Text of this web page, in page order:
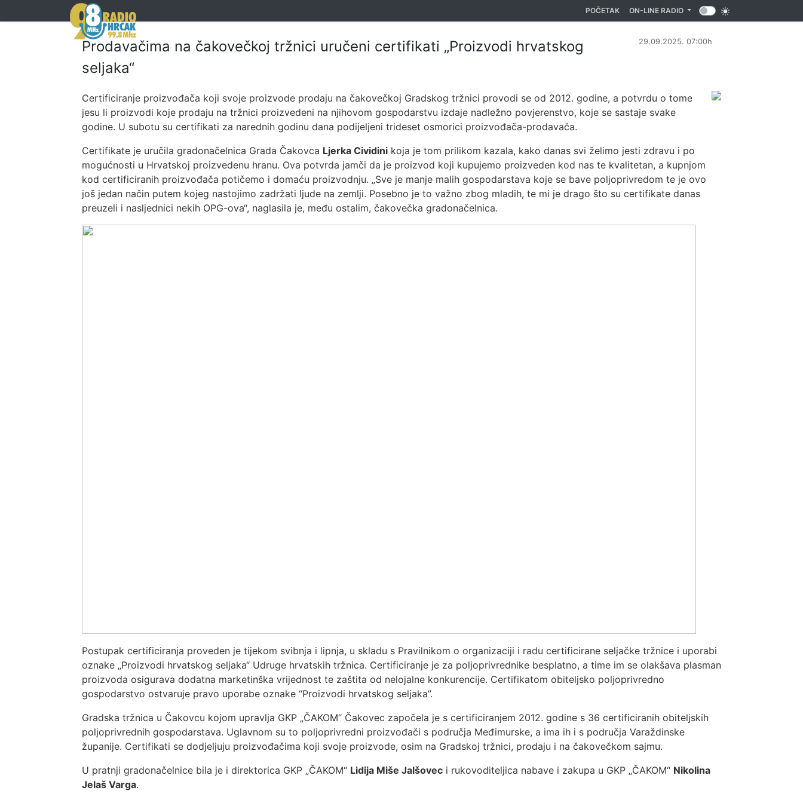
POČETAK(CURRENT)
ON-LINE RADIO
Prodavačima na čakovečkoj tržnici uručeni certifikati „Proizvodi hrvatskog
seljaka“
29.09.2025. 07:00h
Certificiranje proizvođača koji svoje proizvode prodaju na čakovečkoj Gradskog tržnici provodi se od 2012. godine, a potvrdu o tome
jesu li proizvodi koje prodaju na tržnici proizvedeni na njihovom gospodarstvu izdaje nadležno povjerenstvo, koje se sastaje svake
godine. U subotu su certifikati za narednih godinu dana podijeljeni trideset osmorici proizvođača-prodavača.
Certifikate je uručila gradonačelnica Grada Čakovca Ljerka Cividini koja je tom prilikom kazala, kako danas svi želimo jesti zdravu i po
mogućnosti u Hrvatskoj proizvedenu hranu. Ova potvrda jamči da je proizvod koji kupujemo proizveden kod nas te kvalitetan, a kupnjom
kod certificiranih proizvođača potičemo i domaću proizvodnju. „Sve je manje malih gospodarstava koje se bave poljoprivredom te je ovo
još jedan način putem kojeg nastojimo zadržati ljude na zemlji. Posebno je to važno zbog mladih, te mi je drago što su certifikate danas
preuzeli i nasljednici nekih OPG-ova“, naglasila je, među ostalim, čakovečka gradonačelnica.
Postupak certificiranja proveden je tijekom svibnja i lipnja, u skladu s Pravilnikom o organizaciji i radu certificirane seljačke tržnice i uporabi
oznake „Proizvodi hrvatskog seljaka“ Udruge hrvatskih tržnica. Certificiranje je za poljoprivrednike besplatno, a time im se olakšava plasman
proizvoda osigurava dodatna marketinška vrijednost te zaštita od nelojalne konkurencije. Certifikatom obiteljsko poljoprivredno
gospodarstvo ostvaruje pravo uporabe oznake “Proizvodi hrvatskog seljaka”.
Gradska tržnica u Čakovcu kojom upravlja GKP „ČAKOM“ Čakovec započela je s certificiranjem 2012. godine s 36 certificiranih obiteljskih
poljoprivrednih gospodarstava. Uglavnom su to poljoprivredni proizvođači s područja Međimurske, a ima ih i s područja Varaždinske
županije. Certifikati se dodjeljuju proizvođačima koji svoje proizvode, osim na Gradskoj tržnici, prodaju i na čakovečkom sajmu.
U pratnji gradonačelnice bila je i direktorica GKP „ČAKOM“ Lidija Miše Jalšovec i rukovoditeljica nabave i zakupa u GKP „ČAKOM“ Nikolina
Jelaš Varga.